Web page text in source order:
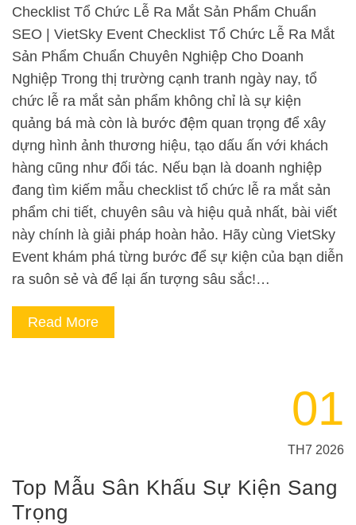
Checklist Tổ Chức Lễ Ra Mắt Sản Phẩm Chuẩn
SEO | VietSky Event Checklist Tổ Chức Lễ Ra Mắt
Sản Phẩm Chuẩn Chuyên Nghiệp Cho Doanh
Nghiệp Trong thị trường cạnh tranh ngày nay, tổ
chức lễ ra mắt sản phẩm không chỉ là sự kiện
quảng bá mà còn là bước đệm quan trọng để xây
dựng hình ảnh thương hiệu, tạo dấu ấn với khách
hàng cũng như đối tác. Nếu bạn là doanh nghiệp
đang tìm kiếm mẫu checklist tổ chức lễ ra mắt sản
phẩm chi tiết, chuyên sâu và hiệu quả nhất, bài viết
này chính là giải pháp hoàn hảo. Hãy cùng VietSky
Event khám phá từng bước để sự kiện của bạn diễn
ra suôn sẻ và để lại ấn tượng sâu sắc!…
Read More
01
TH7 2026
Top Mẫu Sân Khấu Sự Kiện Sang
Trọng